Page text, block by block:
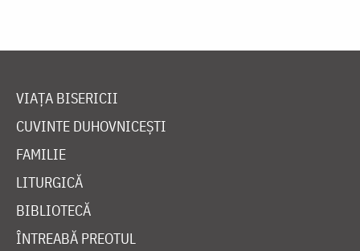
VIAȚA BISERICII
CUVINTE DUHOVNICEȘTI
FAMILIE
LITURGICĂ
BIBLIOTECĂ
ÎNTREABĂ PREOTUL